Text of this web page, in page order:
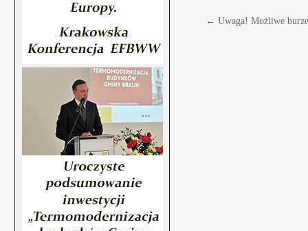
← Uwaga! Możliwe